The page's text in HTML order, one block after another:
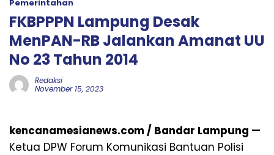
Pemerintahan
FKBPPPN Lampung Desak
MenPAN-RB Jalankan Amanat UU
No 23 Tahun 2014
Redaksi
November 15, 2023
kencanamesianews.com / Bandar Lampung —
Ketua DPW Forum Komunikasi Bantuan Polisi